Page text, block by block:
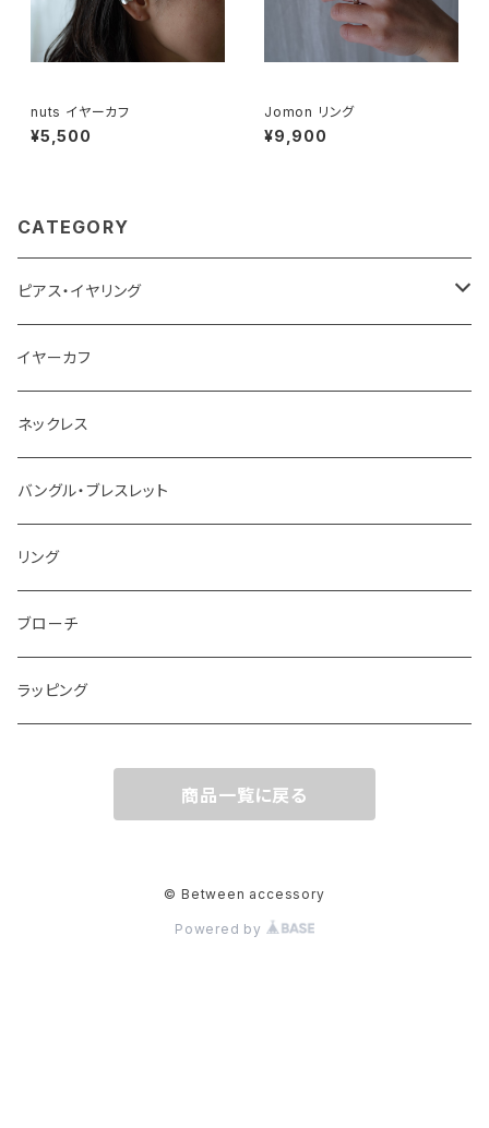
nuts イヤーカフ
¥5,500
Jomon リング
¥9,900
CATEGORY
ピアス・イヤリング
ピアス
イヤリング
イヤーカフ
ネックレス
バングル・ブレスレット
リング
ブローチ
ラッピング
商品一覧に戻る
© Between accessory
Powered by